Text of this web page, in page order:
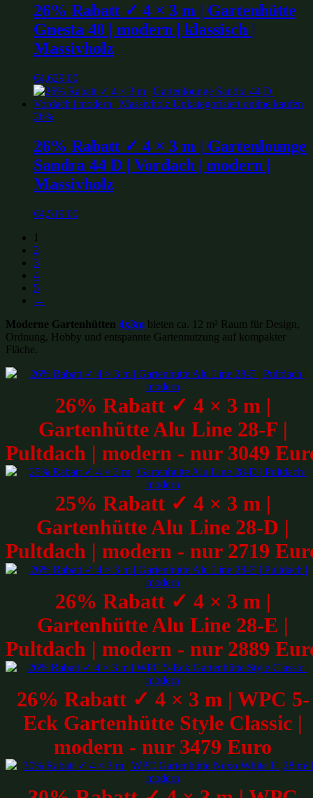
26% Rabatt ✓ 4 × 3 m | Gartenhütte
Gnesta 40 | modern | klassisch |
Massivholz
€4,629.00
26%
26% Rabatt ✓ 4 × 3 m | Gartenlounge
Sandra 44 D | Vordach | modern |
Massivholz
€4,519.00
1
2
3
4
5
→
Moderne Gartenhütten 4x3m bieten ca. 12 m² Raum für Design,
Ordnung, Hobby und entspannte Gartennutzung auf kompakter
Fläche.
26% Rabatt ✓ 4 × 3 m |
Gartenhütte Alu Line 28-F |
Pultdach | modern - nur 3049
25% Rabatt ✓ 4 × 3 m |
Gartenhütte Alu Line 28-D |
Pultdach | modern - nur 2719
26% Rabatt ✓ 4 × 3 m |
Gartenhütte Alu Line 28-E |
Pultdach | modern - nur 2889
26% Rabatt ✓ 4 × 3 m | WPC 5-
Eck Gartenhütte Style Classic |
modern - nur 3479 Euro